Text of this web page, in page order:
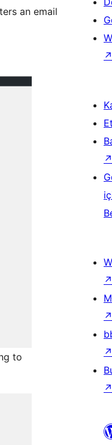
an email
to
↗
↗
↗
↗
↗
↗